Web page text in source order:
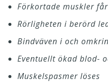
Förkortade muskler
Rörligheten i berörd
Bindväven i och
Eventuellt ökad blod-
Muskelspasmer löses